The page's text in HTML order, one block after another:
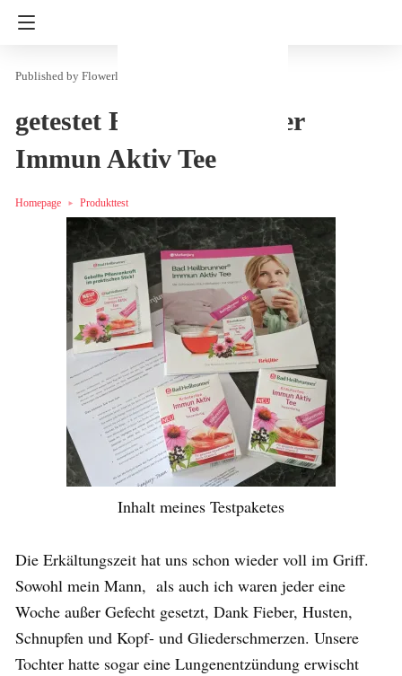
Flowerly
getestet Bad Heilbrunner
Immun Aktiv Tee
Homepage Produkttest
Inhalt meines Testpaketes
Die Erkältungszeit hat uns schon wieder voll im Griff.
Sowohl mein Mann, als auch ich waren jeder eine
Woche außer Gefecht gesetzt, Dank Fieber, Husten,
Schnupfen und Kopf- und Gliederschmerzen. Unsere
Tochter hatte sogar eine Lungenentzündung erwischt